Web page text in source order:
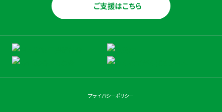
ご支援はこちら
プライバシーポリシー